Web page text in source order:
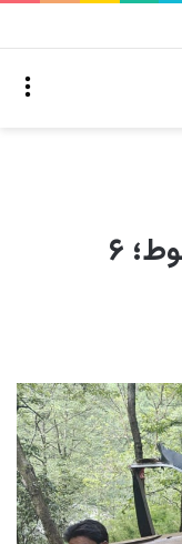
په هند کې د چورلکې سقوط؛ ۶